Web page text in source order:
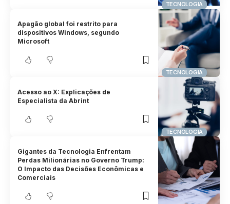
TECNOLOGIA
TECNOLOGIA
Apagão global foi restrito para
dispositivos Windows, segundo
Microsoft
TECNOLOGIA
Acesso ao X: Explicações de
Especialista da Abrint
Gigantes da Tecnologia Enfrentam
Perdas Milionárias no Governo Trump:
O Impacto das Decisões Econômicas e
Comerciais